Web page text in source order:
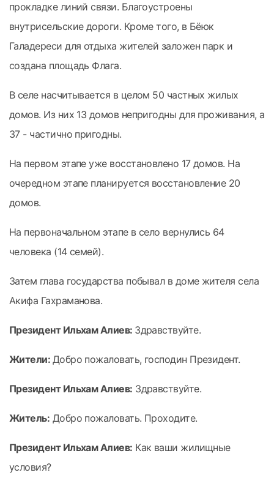
прокладке линий связи. Благоустроены
внутрисельские дороги. Кроме того, в Бёюк
Галадереси для отдыха жителей заложен парк и
создана площадь Флага.
В селе насчитывается в целом 50 частных жилых
домов. Из них 13 домов непригодны для проживания, а
37 - частично пригодны.
На первом этапе уже восстановлено 17 домов. На
очередном этапе планируется восстановление 20
домов.
На первоначальном этапе в село вернулись 64
человека (14 семей).
Затем глава государства побывал в доме жителя села
Акифа Гахраманова.
Президент Ильхам Алиев: Здравствуйте.
Жители: Добро пожаловать, господин Президент.
Президент Ильхам Алиев: Здравствуйте.
Житель: Добро пожаловать. Проходите.
Президент Ильхам Алиев: Как ваши жилищные
условия?